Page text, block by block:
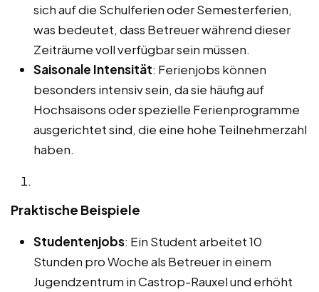
sich auf die Schulferien oder Semesterferien,
was bedeutet, dass Betreuer während dieser
Zeiträume voll verfügbar sein müssen.
Saisonale Intensität: Ferienjobs können
besonders intensiv sein, da sie häufig auf
Hochsaisons oder spezielle Ferienprogramme
ausgerichtet sind, die eine hohe Teilnehmerzahl
haben.
Praktische Beispiele
Studentenjobs: Ein Student arbeitet 10
Stunden pro Woche als Betreuer in einem
Jugendzentrum in Castrop-Rauxel und erhöht